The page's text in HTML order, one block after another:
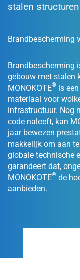
stalen
Brandbescherming
Brandbescherming
gebouw met stalen
MONOKOTE® is
materiaal voor
infrastructuur. Nog
code naleeft, kan
jaar bewezen
makkelijk om aan
globale technische
garandeert dat,
MONOKOTE® de
aanbieden.